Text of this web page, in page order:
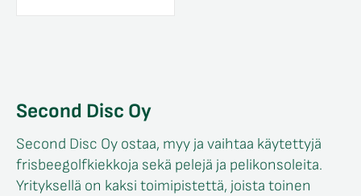
Second Disc Oy
Second Disc Oy ostaa, myy ja vaihtaa käytettyjä
frisbeegolfkiekkoja sekä pelejä ja pelikonsoleita.
Yrityksellä on kaksi toimipistettä, joista toinen